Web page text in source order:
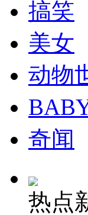
女孩北京地铁
无痛分娩是否
搞笑
美女
动物
奇闻
热点